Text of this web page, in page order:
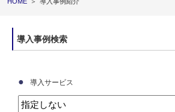
導入事例検索
● 導入サービス